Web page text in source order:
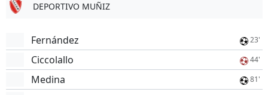
DEPORTIVO MUÑIZ
Fernández 23'
Ciccolallo 44'
Medina 81'